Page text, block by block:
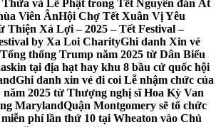
và Lễ Phật trong Tết Nguyên đán Ất
Viên ÂnHội Chợ Tết Xuân Vị Yêu
Thiện Xá Lợi – 2025 – Tết Festival –
by Xa Loi CharityGhi danh Xin vé
thống Trump năm 2025 từ Dân Biểu
tại địa hạt hay khu 8 bầu cử quốc hội
Ghi danh xin vé đi coi Lễ nhậm chức của
2025 từ Thượng nghị sĩ Hoa Kỳ Van
MarylandQuận Montgomery sẽ tổ chức
miễn phí lần thứ 10 tại Wheaton vào Chủ